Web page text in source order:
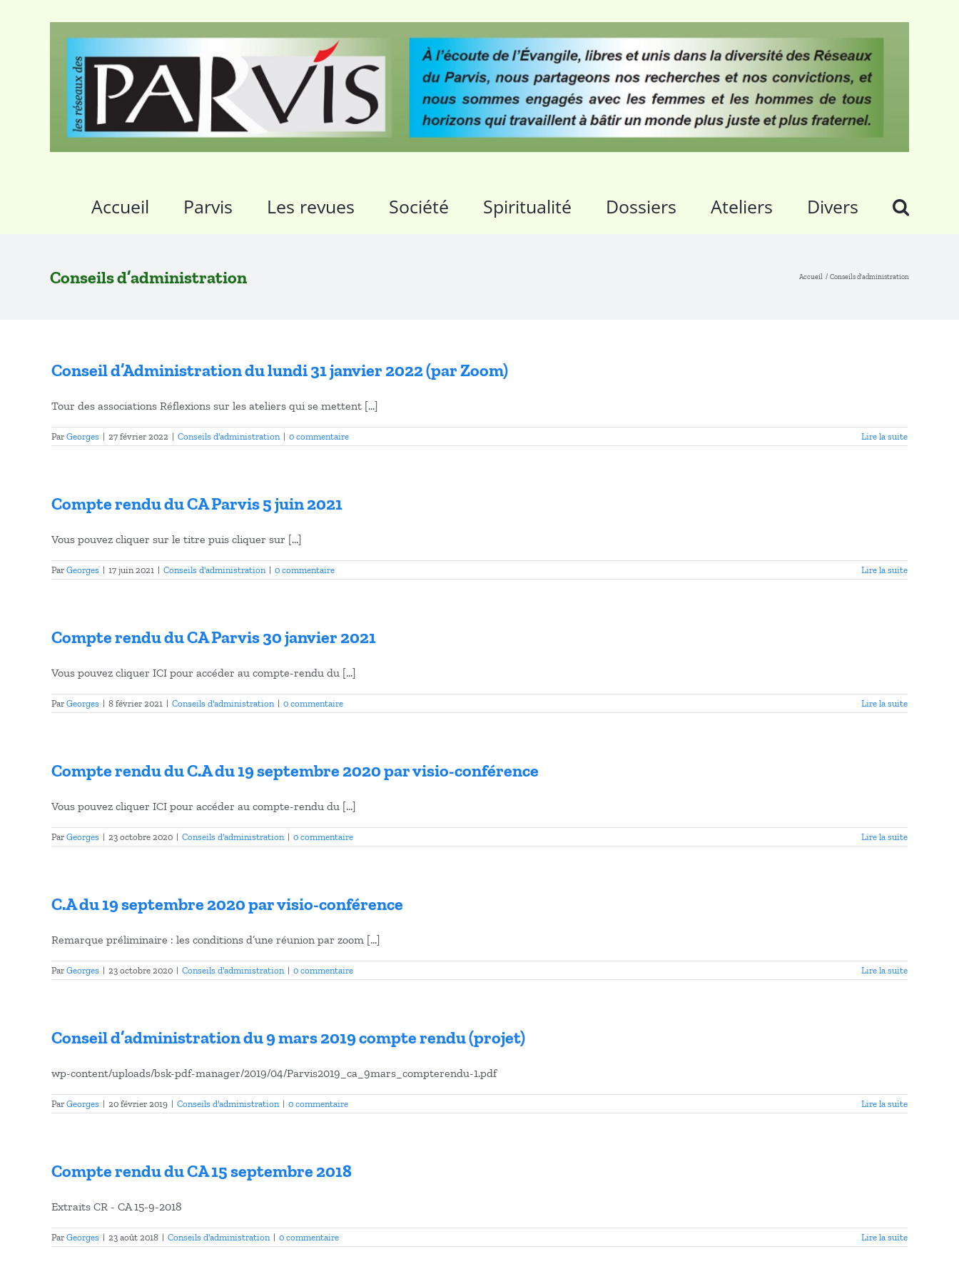
Accueil Parvis Les revues Société Spiritualité Dossiers Ateliers Divers
Conseils d’administration Accueil Conseils d'administration
Conseil d’Administration du lundi 31 janvier 2022 (par Zoom)
Tour des associations Réflexions sur les ateliers qui se mettent [...]
Par Georges | 27 février 2022 | Conseils d'administration | 0 commentaire Lire la suite
Compte rendu du CA Parvis 5 juin 2021
Vous pouvez cliquer sur le titre puis cliquer sur [...]
Par Georges | 17 juin 2021 | Conseils d'administration | 0 commentaire Lire la suite
Compte rendu du CA Parvis 30 janvier 2021
Vous pouvez cliquer ICI pour accéder au compte-rendu du [...]
Par Georges | 8 février 2021 | Conseils d'administration | 0 commentaire Lire la suite
Compte rendu du C.A du 19 septembre 2020 par visio-conférence
Vous pouvez cliquer ICI pour accéder au compte-rendu du [...]
Par Georges | 23 octobre 2020 | Conseils d'administration | 0 commentaire Lire la suite
C.A du 19 septembre 2020 par visio-conférence
Remarque préliminaire : les conditions d’une réunion par zoom [...]
Par Georges | 23 octobre 2020 | Conseils d'administration | 0 commentaire Lire la suite
Conseil d’administration du 9 mars 2019 compte rendu (projet)
wp-content/uploads/bsk-pdf-manager/2019/04/Parvis2019_ca_9mars_compterendu-1.pdf
Par Georges | 20 février 2019 | Conseils d'administration | 0 commentaire Lire la suite
Compte rendu du CA 15 septembre 2018
Extraits CR - CA 15-9-2018
Par Georges | 23 août 2018 | Conseils d'administration | 0 commentaire Lire la suite